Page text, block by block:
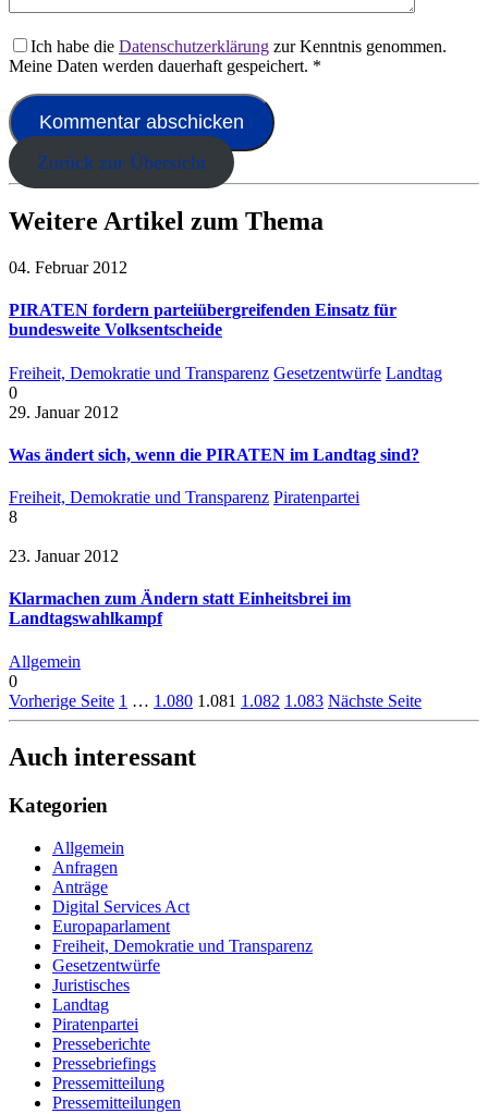
Ich habe die Datenschutzerklärung zur Kenntnis genommen.
Meine Daten werden dauerhaft gespeichert. *
Zurück zur Übersicht
Weitere Artikel zum Thema
04. Februar 2012
PIRATEN fordern parteiübergreifenden Einsatz für
bundesweite Volksentscheide
Freiheit, Demokratie und Transparenz Gesetzentwürfe Landtag
0
29. Januar 2012
Was ändert sich, wenn die PIRATEN im Landtag sind?
Freiheit, Demokratie und Transparenz Piratenpartei
8
23. Januar 2012
Klarmachen zum Ändern statt Einheitsbrei im
Landtagswahlkampf
Allgemein
0
Vorherige Seite 1 … 1.080 1.081 1.082 1.083 Nächste Seite
Auch interessant
Kategorien
Allgemein
Anfragen
Anträge
Digital Services Act
Europaparlament
Freiheit, Demokratie und Transparenz
Gesetzentwürfe
Juristisches
Landtag
Piratenpartei
Presseberichte
Pressebriefings
Pressemitteilung
Pressemitteilungen